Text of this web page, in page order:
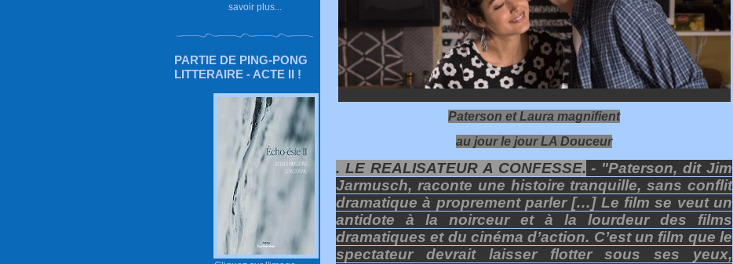
savoir plus...
PARTIE DE PING-PONG
LITTERAIRE - ACTE II !
Paterson et Laura magnifient
au jour le jour LA Douceur
. LE REALISATEUR A CONFESSE. - "Paterson, dit Jim
Jarmusch, raconte une histoire tranquille, sans conflit
dramatique à proprement parler […] Le film se veut un
antidote à la noirceur et à la lourdeur des films
dramatiques et du cinéma d’action. C’est un film que le
spectateur devrait laisser flotter sous ses yeux,